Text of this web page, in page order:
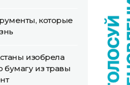
которые
изобрела
бумагу из травы